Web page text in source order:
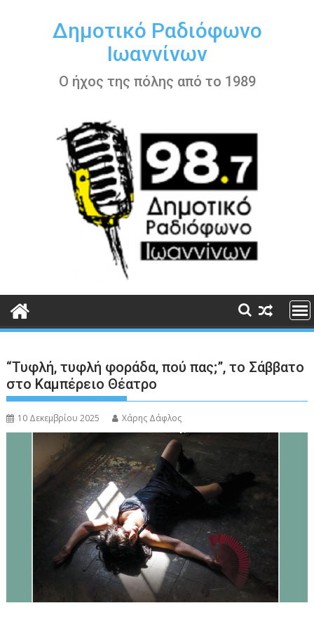
περιεχόμενοΔημοτικό Ραδιόφωνο
Ιωαννίνων
Ο ήχος της πόλης από το 1989
“Τυφλή, τυφλή φοράδα, πού πας;”, το Σάββατο
στο Καμπέρειο Θέατρο
10 Δεκεμβρίου 2025 Χάρης Δάφλος